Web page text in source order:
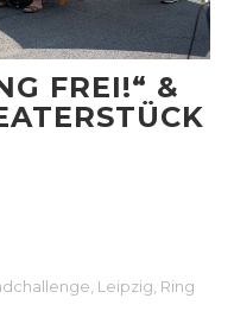
FREI!“ &
Leipzig Ring